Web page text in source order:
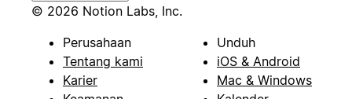
© 2026 Notion Labs, Inc.
Perusahaan
Tentang kami
Karier
Unduh
iOS & Android
Mac & Windows